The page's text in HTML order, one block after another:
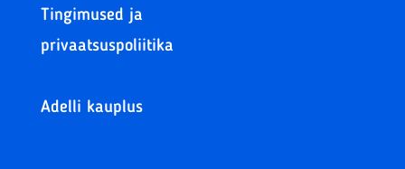
Tingimused ja
privaatsuspoliitika
Adelli kauplus